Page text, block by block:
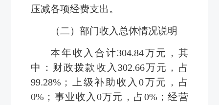
压减各项经费支出。
（二）部门收入总体情况说明
本年收入合计304.84万元，其
中：财政拨款收入302.66万元，占
99.28%；上级补助收入0万元，占
0%；事业收入0万元，占0%；经营